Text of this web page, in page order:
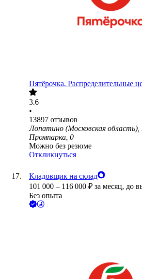
Пятёрочка. Распределительные
3.6
•
13897 отзывов
Лопатино (Московская
Промпарка, 0
Можно без резюме
Откликнуться
Кладовщик на склад
101 000 – 116 000 ₽ за месяц, до
Без опыта